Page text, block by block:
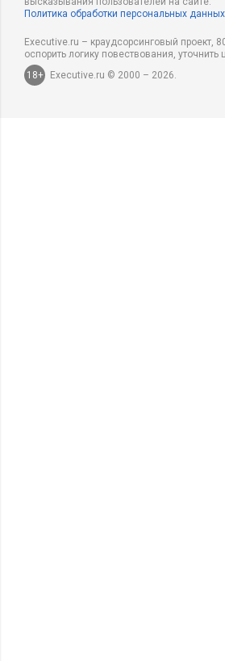
Политика обработки персональных данных
Executive.ru – краудсорсинговый проект,
оспорить логику повествования,
18+
Executive.ru © 2000 – 2026.